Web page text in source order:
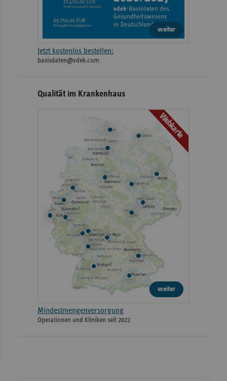
weiter
Jetzt kostenlos bestellen:
basisdaten@vdek.com
Qualität im Krankenhaus
Webkarte
weiter
Mindestmengenversorgung
Operationen und Kliniken seit 2022